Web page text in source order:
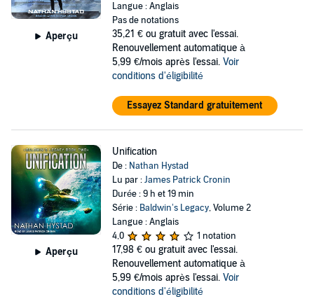
Aperçu
Langue : Anglais
Pas de notations
35,21 € ou gratuit avec l'essai.
Renouvellement automatique à
5,99 €/mois après l'essai. Voir
conditions d'éligibilité
Essayez Standard gratuitement
Aperçu
Unification
De : Nathan Hystad
Lu par :James Patrick Cronin
Durée : 9 h et 19 min
Série : Baldwin’s Legacy, Volume 2
Langue : Anglais
4,0
1 notation
17,98 € ou gratuit avec l'essai.
Renouvellement automatique à
5,99 €/mois après l'essai. Voir
conditions d'éligibilité